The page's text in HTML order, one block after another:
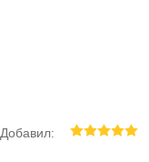
Добавил: